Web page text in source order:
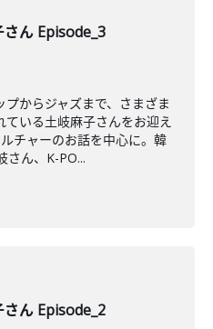
ん Episode_3
からジャズまで、さまざま
ている土岐麻子さんをお迎え
チャーのお話を中心に。韓
さん、K-PO...
ん Episode_2